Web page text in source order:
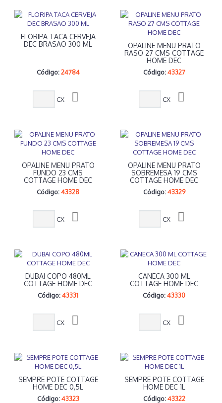
FLORIPA TACA CERVEJA
DEC BRASAO 300 ML
Código: 24784
CX
OPALINE MENU PRATO
RASO 27 CMS COTTAGE
HOME DEC
Código: 43327
CX
OPALINE MENU PRATO
FUNDO 23 CMS
COTTAGE HOME DEC
Código:43328
CX
OPALINE MENU PRATO
SOBREMESA 19 CMS
COTTAGE HOME DEC
Código: 43329
CX
DUBAI COPO 480ML
COTTAGE HOME DEC
Código:43331
CX
CANECA 300 ML
COTTAGE HOME DEC
Código:43330
CX
SEMPRE POTE COTTAGE
HOME DEC 0,5L
Código: 43323
SEMPRE POTE COTTAGE
HOME DEC 1L
Código: 43322